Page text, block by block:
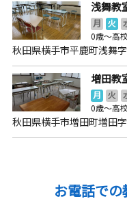
浅舞教
月 火
0歳～高
秋田県横手市平鹿町浅舞
増田教
月 火
0歳～高
秋田県横手市増田町増田
お電話で